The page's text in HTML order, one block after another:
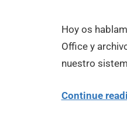
Hoy os
Office y
nuestro
Continue